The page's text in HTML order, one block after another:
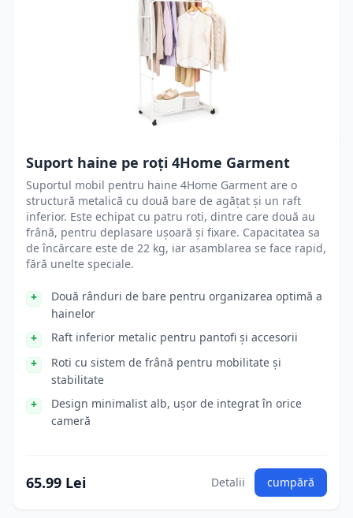
Suport haine pe roți 4Home Garment
Suportul mobil pentru haine 4Home Garment are o
structură metalică cu două bare de agățat și un raft
inferior. Este echipat cu patru roti, dintre care două au
frână, pentru deplasare ușoară și fixare. Capacitatea sa
de încărcare este de 22 kg, iar asamblarea se face rapid,
fără unelte speciale.
Două rânduri de bare pentru organizarea optimă a
hainelor
Raft inferior metalic pentru pantofi și accesorii
Roti cu sistem de frână pentru mobilitate și
stabilitate
Design minimalist alb, ușor de integrat în orice
cameră
65.99 Lei Detalii cumpără